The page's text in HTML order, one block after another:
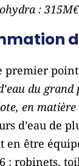
:
premier
du
en matière
d’eau de
être
: robinets,